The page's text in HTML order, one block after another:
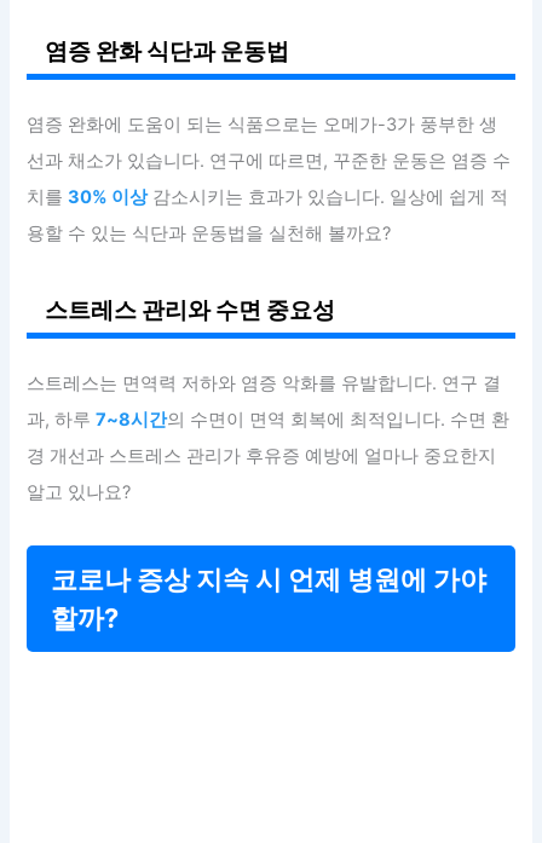
염증 완화 식단과 운동법
염증 완화에 도움이 되는 식품으로는 오메가-3가 풍부한 생
선과 채소가 있습니다. 연구에 따르면, 꾸준한 운동은 염증 수
치를30% 이상감소시키는 효과가 있습니다. 일상에 쉽게 적
용할 수 있는 식단과 운동법을 실천해 볼까요?
스트레스 관리와 수면 중요성
스트레스는 면역력 저하와 염증 악화를 유발합니다. 연구 결
과, 하루7~8시간의 수면이 면역 회복에 최적입니다. 수면 환
경 개선과 스트레스 관리가 후유증 예방에 얼마나 중요한지
알고 있나요?
코로나 증상 지속 시 언제 병원에 가야
할까?